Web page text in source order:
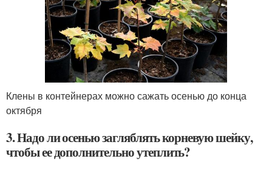
Клены в контейнерах можно сажать осенью до конца
октября
3. Надо ли осенью загляблять корневую шейку,
чтобы ее дополнительно утеплить?